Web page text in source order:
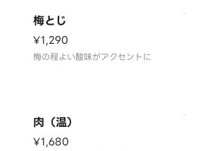
梅とじ
¥1,290
梅の程よい酸味がアクセントに
肉（温）
¥1,680